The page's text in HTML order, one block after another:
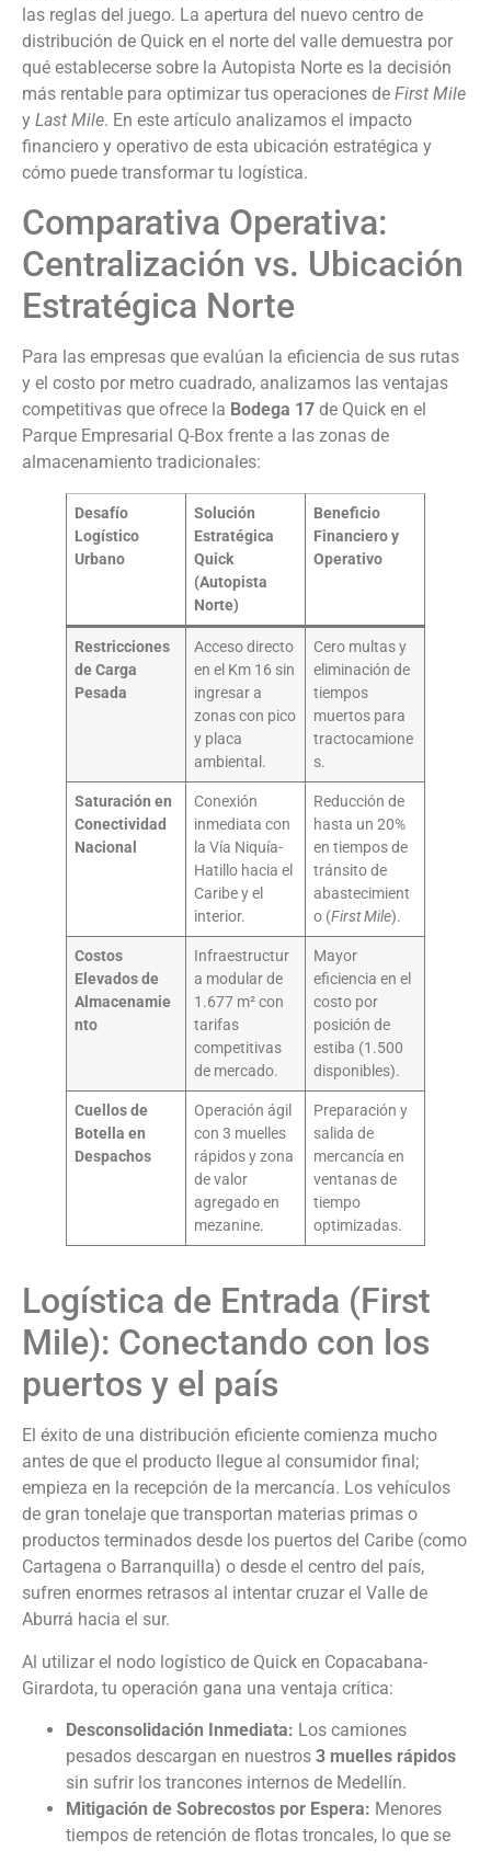
las reglas del juego. La apertura del nuevo centro de
distribución de Quick en el norte del valle demuestra por
qué establecerse sobre la Autopista Norte es la decisión
más rentable para optimizar tus operaciones de First Mile
y Last Mile. En este artículo analizamos el impacto
financiero y operativo de esta ubicación estratégica y
cómo puede transformar tu logística.
Comparativa Operativa:
Centralización vs. Ubicación
Estratégica Norte
Para las empresas que evalúan la eficiencia de sus rutas
y el costo por metro cuadrado, analizamos las ventajas
competitivas que ofrece la Bodega 17 de Quick en el
Parque Empresarial Q-Box frente a las zonas de
almacenamiento tradicionales:
Desafío
Logístico
Urbano
Solución
Estratégica
Quick
(Autopista
Norte)
Beneficio
Financiero y
Operativo
Restricciones
de Carga
Pesada
Acceso directo
en el Km 16 sin
ingresar a
zonas con pico
y placa
ambiental.
Cero multas y
eliminación de
tiempos
muertos para
tractocamione
s.
Saturación en
Conectividad
Nacional
Conexión
inmediata con
la Vía Niquía-
Hatillo hacia el
Caribe y el
interior.
Reducción de
hasta un 20%
en tiempos de
tránsito de
abastecimient
o (First Mile).
Costos
Elevados de
Almacenamie
nto
Infraestructur
a modular de
1.677 m² con
tarifas
competitivas
de mercado.
Mayor
eficiencia en el
costo por
posición de
estiba (1.500
disponibles).
Cuellos de
Botella en
Despachos
Operación ágil
con 3 muelles
rápidos y zona
de valor
agregado en
mezanine.
Preparación y
salida de
mercancía en
ventanas de
tiempo
optimizadas.
Logística de Entrada (First
Mile): Conectando con los
puertos y el país
El éxito de una distribución eficiente comienza mucho
antes de que el producto llegue al consumidor final;
empieza en la recepción de la mercancía. Los vehículos
de gran tonelaje que transportan materias primas o
productos terminados desde los puertos del Caribe (como
Cartagena o Barranquilla) o desde el centro del país,
sufren enormes retrasos al intentar cruzar el Valle de
Aburrá hacia el sur.
Al utilizar el nodo logístico de Quick en Copacabana-
Girardota, tu operación gana una ventaja crítica:
Desconsolidación Inmediata: Los camiones
pesados descargan en nuestros 3 muelles rápidos
sin sufrir los trancones internos de Medellín.
Mitigación de Sobrecostos por Espera: Menores
tiempos de retención de flotas troncales, lo que se